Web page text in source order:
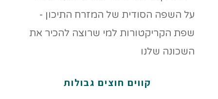
העמוד
קווים חוצים גבולות